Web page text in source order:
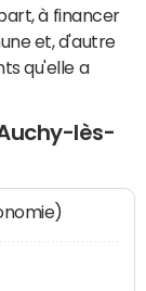
à financer
et, d'autre
qu'elle a
lès-